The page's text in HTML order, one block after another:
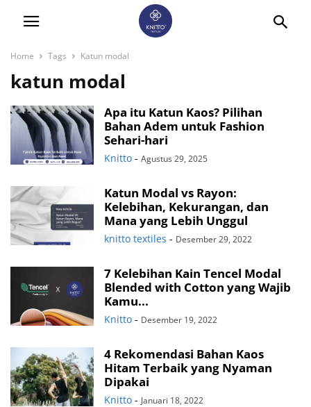
Home Tags Katun modal
katun modal
Apa itu Katun Kaos? Pilihan
Bahan Adem untuk Fashion
Sehari-hari
Knitto - Agustus 29, 2025
Katun Modal vs Rayon:
Kelebihan, Kekurangan, dan
Mana yang Lebih Unggul
knitto textiles - Desember 29, 2022
7 Kelebihan Kain Tencel Modal
Blended with Cotton yang Wajib
Kamu...
Knitto - Desember 19, 2022
4 Rekomendasi Bahan Kaos
Hitam Terbaik yang Nyaman
Dipakai
Knitto - Januari 18, 2022